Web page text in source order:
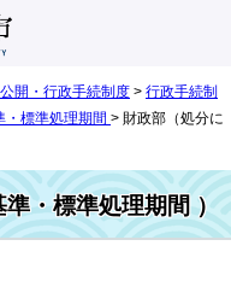
開・行政手続制度 > 行政手続制
・標準処理期間 > 財政部（処分に
・標準処理期間 ）